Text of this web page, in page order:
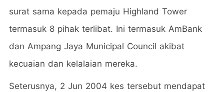
surat sama kepada pemaju Highland Tower
termasuk 8 pihak terlibat. Ini termasuk AmBank
dan Ampang Jaya Municipal Council akibat
kecuaian dan kelalaian mereka.
Seterusnya, 2 Jun 2004 kes tersebut mendapat